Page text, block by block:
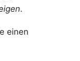
.
einen